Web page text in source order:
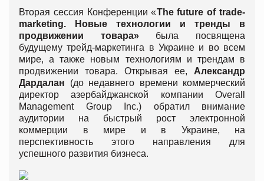
Вторая сессия Конференции «The future of trade-
marketing. Новые технологии и тренды в
продвижении товара»была посвящена
будущему трейд-маркетинга в Украине и во всем
мире, а также новым технологиям и трендам в
продвижении товара. Открывая ее, Александр
Дардалан (до недавнего времени коммерческий
директор азербайджанской компании Overall
Management Group Inc.) обратил внимание
аудитории на быстрый рост электронной
коммерции в мире и в Украине, на
перспективность этого направления для
успешного развития бизнеса.